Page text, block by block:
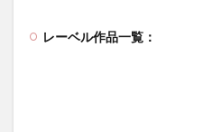
レーベル作品一覧：